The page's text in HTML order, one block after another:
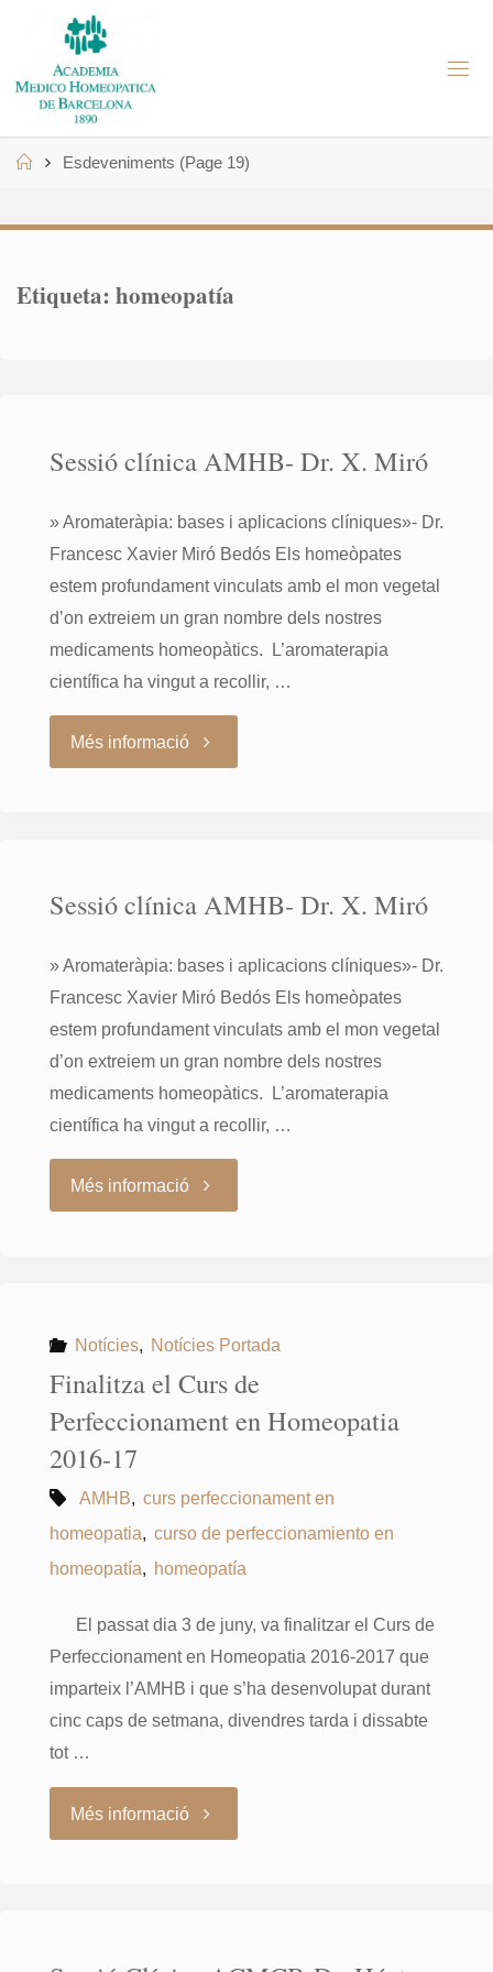
content
B
HomeEsdeveniments (Page 19)
Etiqueta:homeopatía
Sessió clínica AMHB- Dr. X. Miró
» Aromateràpia: bases i aplicacions clíniques»- Dr.
Francesc Xavier Miró Bedós Els homeòpates
estem profundament vinculats amb el mon vegetal
d’on extreiem un gran nombre dels nostres
medicaments homeopàtics. L’aromaterapia
científica ha vingut a recollir, …
Més informació"Sessió
Dr.
Miró"
Sessió clínica AMHB- Dr. X. Miró
» Aromateràpia: bases i aplicacions clíniques»- Dr.
Francesc Xavier Miró Bedós Els homeòpates
estem profundament vinculats amb el mon vegetal
d’on extreiem un gran nombre dels nostres
medicaments homeopàtics. L’aromaterapia
científica ha vingut a recollir, …
Més informació"Sessió
Dr.
X.
Notícies, Notícies Portada
Finalitza el Curs de
Perfeccionament en Homeopatia
2016-17
AMHB, curs perfeccionament en
homeopatia, curso de perfeccionamiento en
homeopatía, homeopatía
El passat dia 3 de juny, va finalitzar el Curs de
Perfeccionament en Homeopatia 2016-2017 que
imparteix l’AMHB i que s’ha desenvolupat durant
cinc caps de setmana, divendres tarda i dissabte
tot …
Més informació"Finalitza